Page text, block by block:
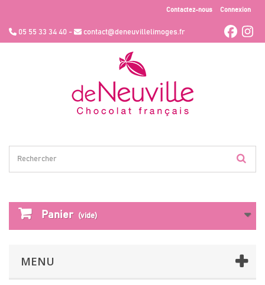
Connexion
Contactez-nous
05 55 33 34 40 - contact@deneuvillelimoges.fr
Panier (vide)
MENU